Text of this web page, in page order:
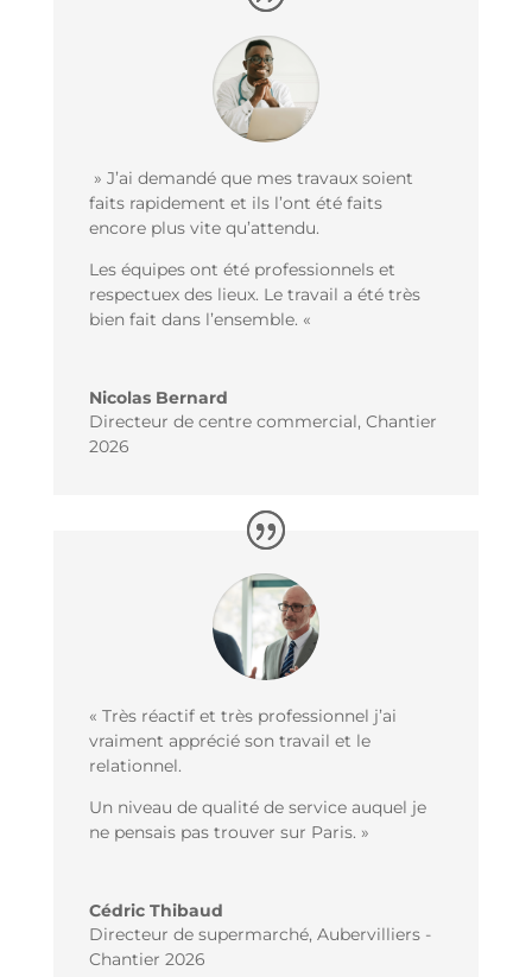
» J’ai demandé que mes travaux soient
faits rapidement et ils l’ont été faits
encore plus vite qu’attendu.
Les équipes ont été professionnels et
respectuex des lieux. Le travail a été très
bien fait dans l’ensemble. «
Nicolas Bernard
Directeur de centre commercial, Chantier
2026
« Très réactif et très professionnel j’ai
vraiment apprécié son travail et le
relationnel.
Un niveau de qualité de service auquel je
ne pensais pas trouver sur Paris.​ »
Cédric Thibaud
Directeur de supermarché, Aubervilliers -
Chantier 2026